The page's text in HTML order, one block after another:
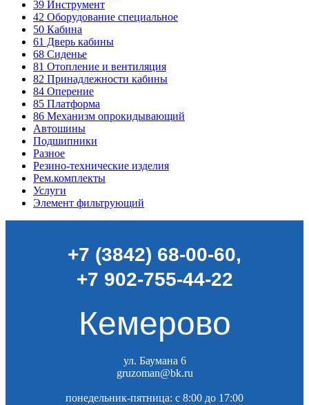
39 Инструмент
42 Оборудование специальное
50 Кабина
61 Дверь кабины
68 Сиденье
81 Отопление и вентиляция
82 Принадлежности кабины
84 Оперение
85 Платформа
86 Механизм опрокидывающий
Автошины
Подшипники
Разное
Резино-технические изделия
Рем.комплекты
Услуги
Элемент фильтрующий
+7 (3842) 68-00-60,
+7 902-755-44-22
Кемерово
ул. Баумана 6
gruzoman@bk.ru
понедельник-пятница: c 8:00 до 17:00